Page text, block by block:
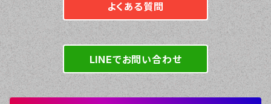
よくある質問
LINEでお問い合わせ